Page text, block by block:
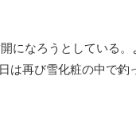
になろうとしている
再び雪化粧の中で釣